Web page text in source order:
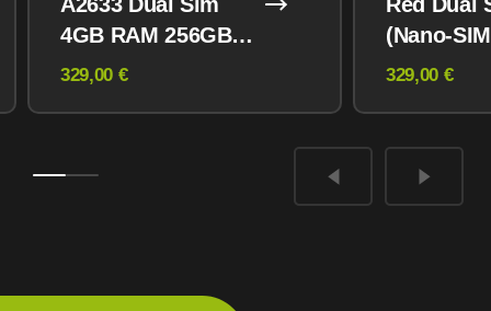
4GB RAM 256GB
Midnight
329,00 €
(Nano-
eSIM)
329,00 €